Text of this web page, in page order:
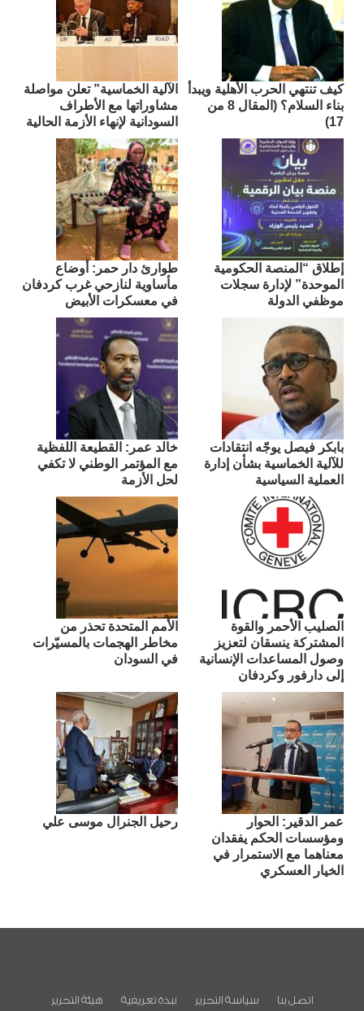
كيف تنتهي الحرب الأهلية ويبدأ
بناء السلام؟ (المقال 8 من
17)
الآلية الخماسية” تعلن مواصلة
مشاوراتها مع الأطراف
السودانية لإنهاء الأزمة الحالية
إطلاق “المنصة الحكومية
الموحدة” لإدارة سجلات
موظفي الدولة
طوارئ دار حمر: أوضاع
مأساوية لنازحي غرب كردفان
في معسكرات الأبيض
بابكر فيصل يوجّه انتقادات
للآلية الخماسية بشأن إدارة
العملية السياسية
​خالد عمر: القطيعة اللفظية
مع المؤتمر الوطني لا تكفي
لحل الأزمة
الصليب الأحمر والقوة
المشتركة ينسقان لتعزيز
وصول المساعدات الإنسانية
إلى دارفور وكردفان
الأمم المتحدة تحذر من
مخاطر الهجمات بالمسيّرات
في السودان
عمر الدقير: الحوار
ومؤسسات الحكم يفقدان
معناهما مع الاستمرار في
الخيار العسكري
رحيل الجنرال موسى علي
اتصل بنا سياسة التحرير نبذة تعريفية هيئة التحرير